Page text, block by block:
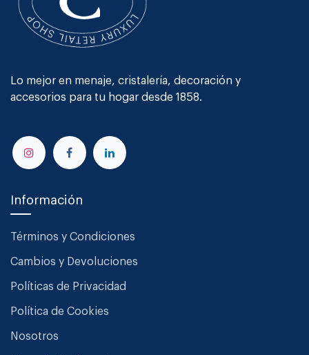
Lo mejor en menaje, cristalería, decoración y
accesorios para tu hogar desde 1858.
Información
Términos y Condiciones
Cambios y Devoluciones
Políticas de Privacidad
Política de Cookies
Nosotros